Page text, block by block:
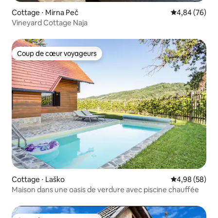
Cottage ⋅ Mirna Peč Évaluation
4,84 (76)
Vineyard Cottage Naja
Coup de cœur voyageurs
Coup de cœur voyageurs
Cottage ⋅ Laško Évaluation
4,98 (58)
Maison dans une oasis de verdure avec piscine chauffée